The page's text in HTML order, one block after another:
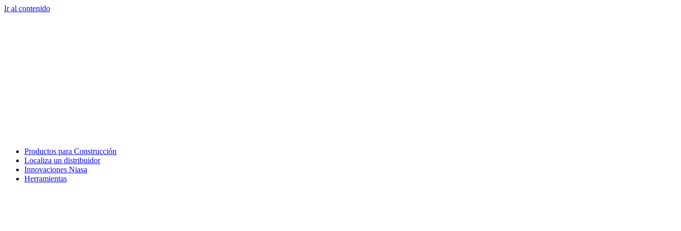
Ir al contenido
Productos para Construcción
Localiza un distribuidor
Innovaciones Niasa
Herramientas